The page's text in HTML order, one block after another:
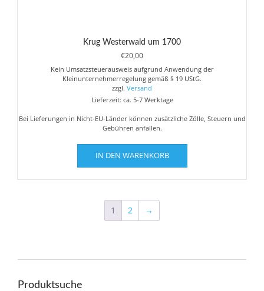
Krug Westerwald um 1700
€20,00
Kein Umsatzsteuerausweis aufgrund Anwendung der
Kleinunternehmerregelung gemäß § 19 UStG.
zzgl. Versand
Lieferzeit: ca. 5-7 Werktage
Bei Lieferungen in Nicht-EU-Länder können zusätzliche Zölle, Steuern und
Gebühren anfallen.
IN DEN WARENKORB
1 2 →
Produktsuche